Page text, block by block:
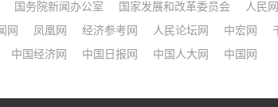
国务院新闻办公室 国家发展和改革委员会 人民网
网 凤凰网 经济参考网 人民论坛网 中宏网
中国经济网 中国日报网 中国人大网 中国网